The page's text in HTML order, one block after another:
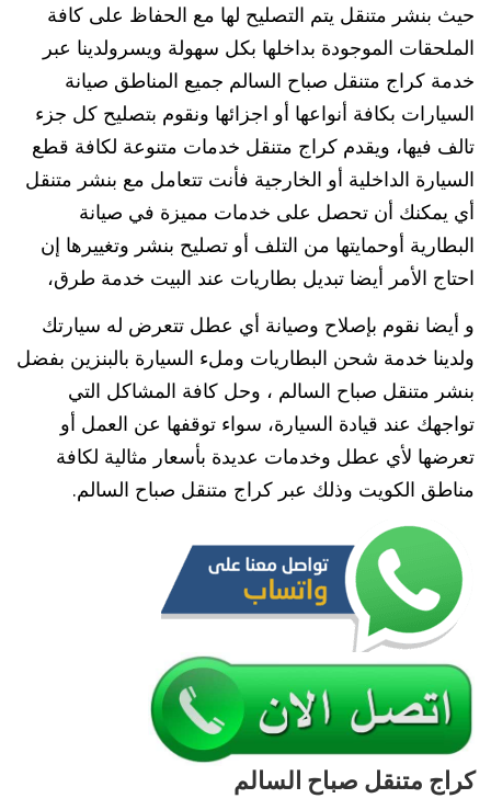
حيث بنشر متنقل يتم التصليح لها مع الحفاظ على كافة
الملحقات الموجودة بداخلها بكل سهولة ويسرولدينا عبر
خدمة كراج متنقل صباح السالم جميع المناطق صيانة
السيارات بكافة أنواعها أو اجزائها ونقوم بتصليح كل جزء
تالف فيها، ويقدم كراج متنقل خدمات متنوعة لكافة قطع
السيارة الداخلية أو الخارجية فأنت تتعامل مع بنشر متنقل
أي يمكنك أن تحصل على خدمات مميزة في صيانة
البطارية أوحمايتها من التلف أو تصليح بنشر وتغييرها إن
احتاج الأمر أيضا تبديل بطاريات عند البيت خدمة طرق،
و أيضا نقوم بإصلاح وصيانة أي عطل تتعرض له سيارتك
ولدينا خدمة شحن البطاريات وملء السيارة بالبنزين بفضل
بنشر متنقل صباح السالم ، وحل كافة المشاكل التي
تواجهك عند قيادة السيارة، سواء توقفها عن العمل أو
تعرضها لأي عطل وخدمات عديدة بأسعار مثالية لكافة
مناطق الكويت وذلك عبر كراج متنقل صباح السالم.
كراج متنقل صباح السالم